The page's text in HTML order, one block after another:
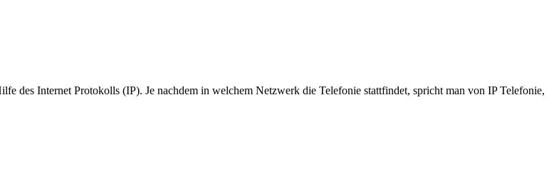
des Internet Protokolls (IP). Je nachdem in welchem Netzwerk die Telefonie stattfindet, spricht man von IP Telefonie,